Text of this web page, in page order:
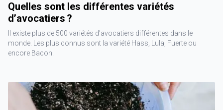
Quelles sont les différentes variétés
d’avocatiers ?
Il existe plus de 500 variétés d’avocatiers différentes dans le
monde. Les plus connus sont la variété Hass, Lula, Fuerte ou
encore Bacon.